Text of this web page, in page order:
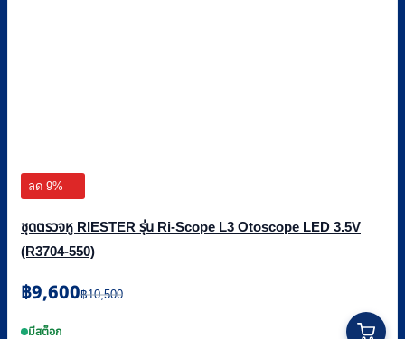
ลด 9%
ชุดตรวจหู RIESTER รุ่น Ri-Scope L3 Otoscope LED 3.5V
(R3704-550)
฿10,500
Original
price
was:
฿9,600
Current
price
is:มีสต็อก